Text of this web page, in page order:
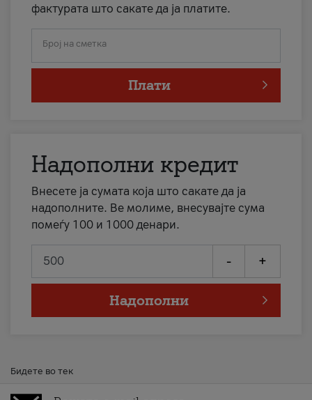
фактурата што сакате да ја платите.
Број на сметка
Плати
Надополни кредит
Внесете ја сумата која што сакате да ја
надополните. Ве молиме, внесувајте сума
помеѓу 100 и 1000 денари.
- +
Надополни
Бидете во тек